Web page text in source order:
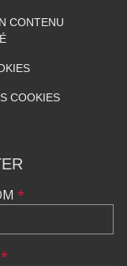
CONTENU
COOKIES
*
*